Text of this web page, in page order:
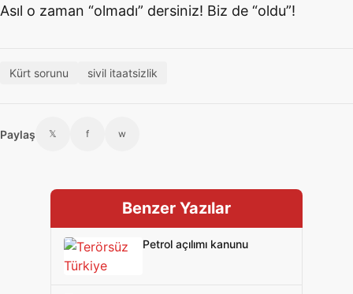
Asıl o zaman “olmadı” dersiniz! Biz de “oldu”!
Kürt sorunu sivil itaatsizlik
Paylaş 𝕏 f w
Benzer Yazılar
Petrol açılımı kanunu